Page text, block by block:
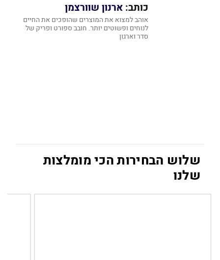
כותב: ארנון שוורצמן
אוהב למצוא את המוצרים שהופכים את החיים
לנוחים ופשוטים יותר. חובב ספורט ופריק של
סדר וארגון
שלוש הבחירות הכי מומלצות
שלנו